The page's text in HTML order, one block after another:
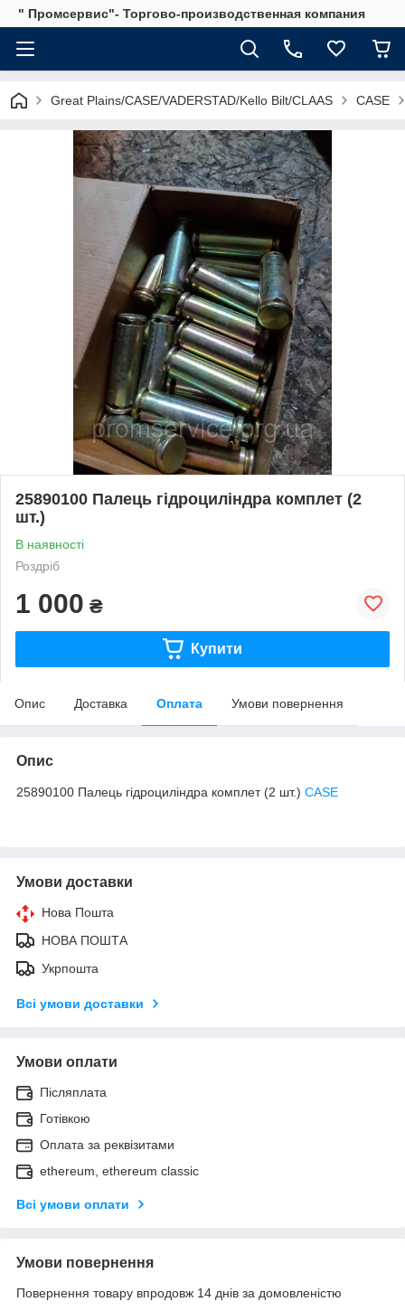
" Промсервис"- Торгово-производственная компания
Great Plains/CASE/VADERSTAD/Kello Bilt/CLAAS CASE
25890100 Палець гідроциліндра комплет (2
шт.)
В наявності
Роздріб
1 000 ₴
Купити
Опис Доставка Оплата Умови повернення
Опис
25890100 Палець гідроциліндра комплет (2 шт.) CASE
Умови доставки
Нова Пошта
НОВА ПОШТА
Укрпошта
Всі умови доставки
Умови оплати
Післяплата
Готівкою
Оплата за реквізитами
ethereum, ethereum classic
Всі умови оплати
Умови повернення
Повернення товару впродовж 14 днів за домовленістю